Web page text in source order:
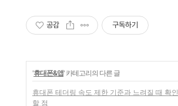
공감 구독하기
'휴대폰&앱' 카테고리의 다른 글
휴대폰 테더링 속도 제한 기준과 느려질 때 확인
할 점